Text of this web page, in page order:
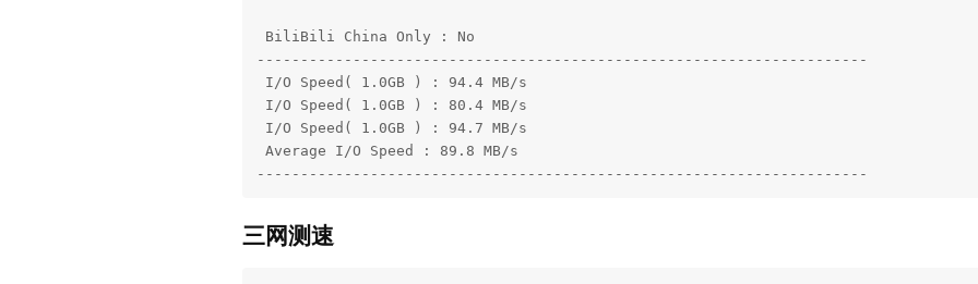
BiliBili China Only : No
----------------------------------------------------------------------
I/O Speed( 1.0GB ) : 94.4 MB/s
I/O Speed( 1.0GB ) : 80.4 MB/s
I/O Speed( 1.0GB ) : 94.7 MB/s
Average I/O Speed : 89.8 MB/s
----------------------------------------------------------------------
三网测速